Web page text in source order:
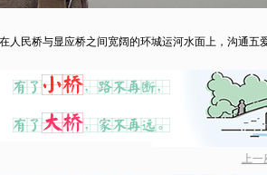
民桥与显应桥之间宽阔的环城运河水面上，沟通五
上一